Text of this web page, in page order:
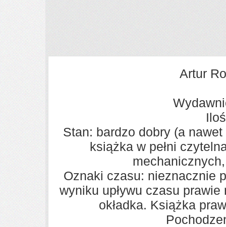
Artur
Stan: bardzo dobry (a
książka w pełni
Oznaki czasu: nieznacznie
wyniku upływu czasu prawie
okładka. Książka